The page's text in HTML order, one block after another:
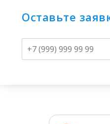
Оставьте